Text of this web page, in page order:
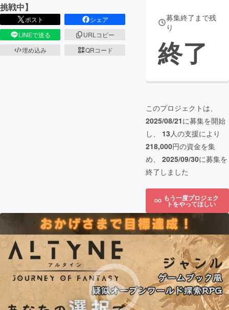
挑戦中】
ポスト
シェア
LINEで送る
URLコピー
埋め込み
QRコード
募集終了まで残
り
終了
このプロジェクトは、
2025/08/21に募集を開始
し、 13人の支援により
218,000円の資金を集
め、 2025/09/30に募集を
終了しました
もう一度プロジェク
トをやってほしい